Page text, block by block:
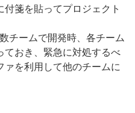
箋を貼ってプロジェクト
チームで開発時、各チーム
ておき、緊急に対処するべ
ァを利用して他のチームに